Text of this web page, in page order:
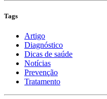
Tags
Artigo
Diagnóstico
Dicas de saúde
Notícias
Prevenção
Tratamento